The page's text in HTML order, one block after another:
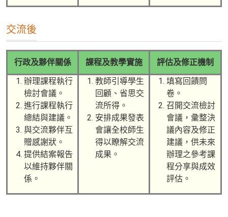
交流後
行政及夥伴關係 課程及教學實施
評估及修正機制
辦理課程執行
檢討會議。
進行課程執行
總結與建議。
與交流夥伴互
贈感謝狀。
提供結案報告
以維持夥伴關
係。
教師引導學生
回顧、省思交
流所得。
安排成果發表
會讓全校師生
得以瞭解交流
成果。
填寫回饋問
卷。
召開交流檢討
會議，彙整決
議內容及修正
建議，供未來
辦理之參考課
程分享與成效
評估。